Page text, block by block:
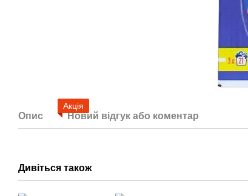
Акція
Опис Новий відгук або коментар
Дивіться також